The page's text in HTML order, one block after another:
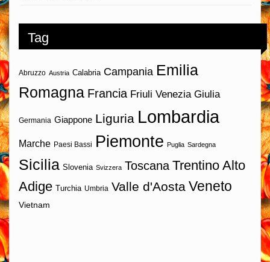
Tag
Abruzzo Austria Calabria Campania Emilia
Romagna Francia Friuli Venezia Giulia
Germania Giappone Liguria Lombardia
Marche Paesi Bassi Piemonte Puglia Sardegna
Sicilia Slovenia Svizzera Toscana Trentino Alto
Adige Turchia Umbria Valle d'Aosta Veneto
Vietnam